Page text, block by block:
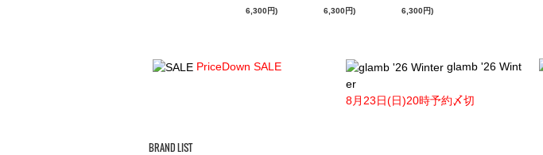
6,300円)
6,300円)
6,300円)
PriceDown SALE
glamb '26 Wint
er
8月23日(日)20時予約〆切
BRAND LIST